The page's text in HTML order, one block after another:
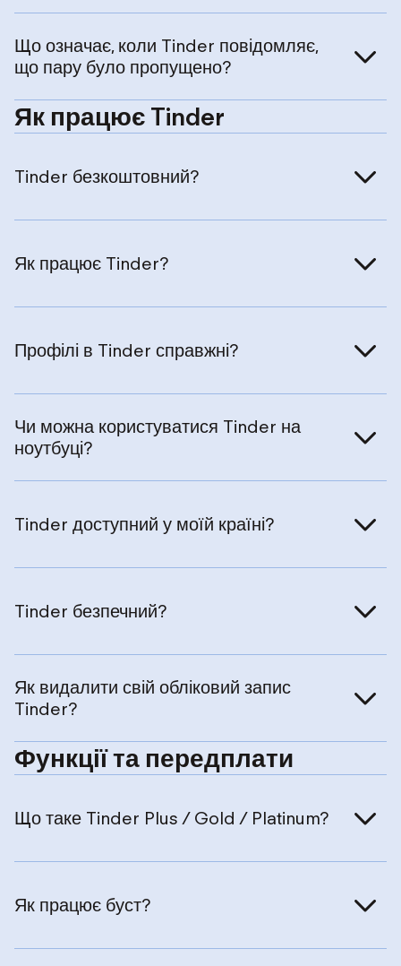
Що означає, коли Tinder повідомляє,
що пару було пропущено?
Як працює Tinder
Tinder безкоштовний?
Як працює Tinder?
Профілі в Tinder справжні?
Чи можна користуватися Tinder на
ноутбуці?
Tinder доступний у моїй країні?
Tinder безпечний?
Як видалити свій обліковий запис
Tinder?
Функції та передплати
Що таке Tinder Plus / Gold / Platinum?
Як працює буст?